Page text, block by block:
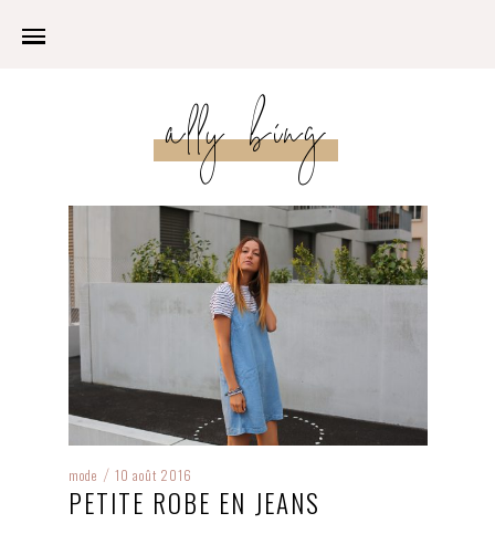
ally bing
mode / 10 août 2016
PETITE ROBE EN JEANS